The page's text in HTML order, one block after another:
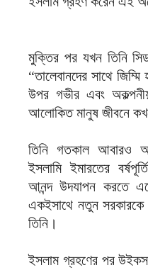
মুক্তির পর যখন তিনি
“তালেবানদের সাথে
উপর গভীর এবং
আলোকিত মানুষ জীবনে
তিনি গতকাল আবারও
ইসলামি ইমারতের
আনন্দ উদযাপন করতে
একইসাথে নতুন সরকারকে
তিনি।
ইসলাম গ্রহণের পর উইকস